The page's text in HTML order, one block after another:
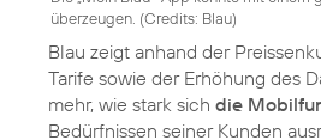
überzeugen. (Credits: Blau)
Blau zeigt anhand der
Tarife sowie der Erhöhung des
mehr, wie stark sich die
Bedürfnissen seiner Kunden